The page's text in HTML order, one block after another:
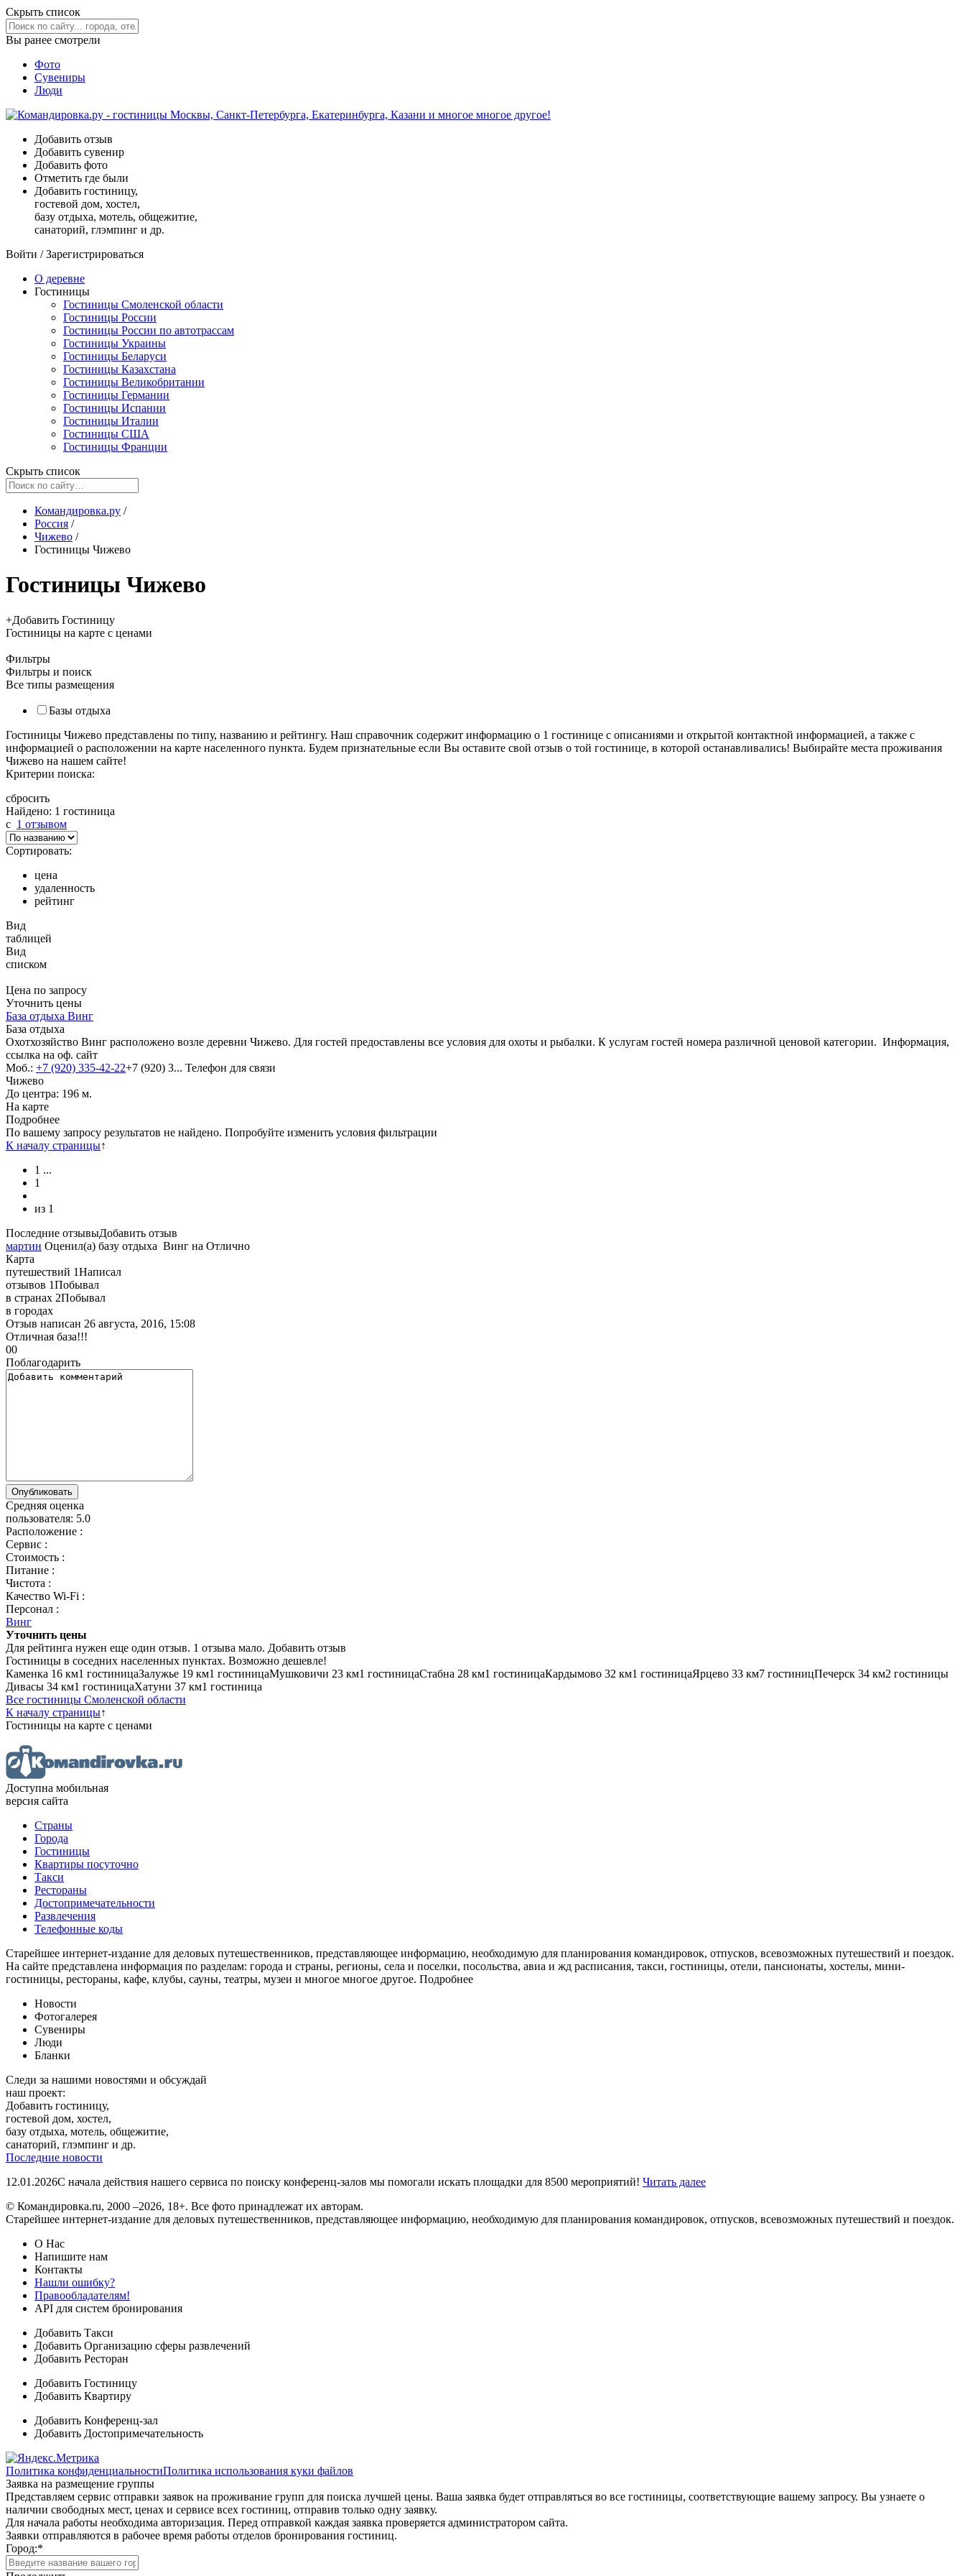
Скрыть список
Вы ранее смотрели
Фото
Сувениры
Люди
Добавить отзыв
Добавить сувенир
Добавить фото
Отметить где были
Добавить гостиницу,
гостевой дом, хостел,
базу отдыха, мотель, общежитие,
санаторий, глэмпинг и др.
Войти /Зарегистрироваться
О деревне
Гостиницы
Гостиницы Смоленской области
Гостиницы России
Гостиницы России по автотрассам
Гостиницы Украины
Гостиницы Беларуси
Гостиницы Казахстана
Гостиницы Великобритании
Гостиницы Германии
Гостиницы Испании
Гостиницы Италии
Гостиницы США
Гостиницы Франции
Скрыть список
Командировка.ру /
Россия /
Чижево /
Гостиницы Чижево
Гостиницы Чижево
+Добавить Гостиницу
Гостиницы на карте с ценами
Фильтры
Фильтры и поиск
Все типы размещения
Базы отдыха
Гостиницы Чижево представлены по типу, названию и рейтингу. Наш справочник содержит информацию о 1 гостинице с описаниями и открытой контактной информацией, а также с
информацией о расположении на карте населенного пункта. Будем признательные если Вы оставите свой отзыв о той гостинице, в которой останавливались! Выбирайте места проживания
Чижево на нашем сайте!
Критерии поиска:
сбросить
Найдено: 1 гостиница
c 1 отзывом
Сортировать:
цена
удаленность
рейтинг
Вид
таблицей
Вид
списком
Цена по запросу
Уточнить цены
База отдыха Винг
База отдыха
Охотхозяйство Винг расположено возле деревни Чижево. Для гостей предоставлены все условия для охоты и рыбалки. К услугам гостей номера различной ценовой категории. Информация,
ссылка на оф. сайт
Моб.: +7 (920) 335-42-22+7 (920) 3... Телефон для связи
Чижево
До центра: 196 м.
На карте
Подробнее
По вашему запросу результатов не найдено. Попробуйте изменить условия фильтрации
К началу страницы↑
1 ...
1
из 1
Последние отзывыДобавить отзыв
мартин Оценил(а) базу отдыха Винг на Отлично
Карта
путешествий 1Написал
отзывов 1Побывал
в странах 2Побывал
в городах
Отзыв написан 26 августа, 2016, 15:08
Отличная база!!!
00
Поблагодарить
Средняя оценка
пользователя: 5.0
Расположение :
Сервис :
Стоимость :
Питание :
Чистота :
Качество Wi-Fi :
Персонал :
Винг
Уточнить цены
Для рейтинга нужен еще один отзыв. 1 отзыва мало. Добавить отзыв
Гостиницы в соседних населенных пунктах. Возможно дешевле!
Каменка 16 км1 гостиницаЗалужье 19 км1 гостиницаМушковичи 23 км1 гостиницаСтабна 28 км1 гостиницаКардымово 32 км1 гостиницаЯрцево 33 км7 гостиницПечерск 34 км2 гостиницы
Дивасы 34 км1 гостиницаХатуни 37 км1 гостиница
Все гостиницы Смоленской области
К началу страницы↑
Гостиницы на карте с ценами
Доступна мобильная
версия сайта
Страны
Города
Гостиницы
Квартиры посуточно
Такси
Рестораны
Достопримечательности
Развлечения
Телефонные коды
Старейшее интернет-издание для деловых путешественников, представляющее информацию, необходимую для планирования командировок, отпусков, всевозможных путешествий и поездок.
На сайте представлена информация по разделам: города и страны, регионы, села и поселки, посольства, авиа и жд расписания, такси, гостиницы, отели, пансионаты, хостелы, мини-
гостиницы, рестораны, кафе, клубы, сауны, театры, музеи и многое многое другое. Подробнее
Новости
Фотогалерея
Сувениры
Люди
Бланки
Следи за нашими новостями и обсуждай
наш проект:
Добавить гостиницу,
гостевой дом, хостел,
базу отдыха, мотель, общежитие,
санаторий, глэмпинг и др.
Последние новости
12.01.2026С начала действия нашего сервиса по поиску конференц-залов мы помогали искать площадки для 8500 мероприятий! Читать далее
© Командировка.ru, 2000 –2026, 18+. Все фото принадлежат их авторам.
Старейшее интернет-издание для деловых путешественников, представляющее информацию, необходимую для планирования командировок, отпусков, всевозможных путешествий и поездок.
О Нас
Напишите нам
Контакты
Нашли ошибку?
Правообладателям!
API для систем бронирования
Добавить Такси
Добавить Организацию сферы развлечений
Добавить Ресторан
Добавить Гостиницу
Добавить Квартиру
Добавить Конференц-зал
Добавить Достопримечательность
Политика конфиденциальностиПолитика использования куки файлов
Заявка на размещение группы
Представляем сервис отправки заявок на проживание групп для поиска лучшей цены. Ваша заявка будет отправляться во все гостиницы, соответствующие вашему запросу. Вы узнаете о
наличии свободных мест, ценах и сервисе всех гостиниц, отправив только одну заявку.
Для начала работы необходима авторизация. Перед отправкой каждая заявка проверяется администратором сайта.
Заявки отправляются в рабочее время работы отделов бронирования гостиниц.
Город:*